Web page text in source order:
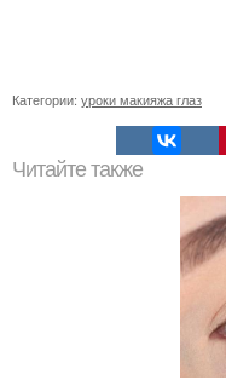
Категории: уроки макияжа глаз
Читайте также